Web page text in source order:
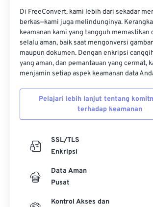
Di FreeConvert, kami lebih dari sekadar
berkas—kami juga melindunginya.
keamanan kami yang tangguh memastikan
selalu aman, baik saat mengonversi
maupun dokumen. Dengan enkripsi
yang aman, dan pemantauan yang cermat,
menjamin setiap aspek keamanan data
Pelajari lebih lanjut tentang
terhadap keamanan
SSL/TLS
Enkripsi
Data Aman
Pusat
Kontrol Akses dan